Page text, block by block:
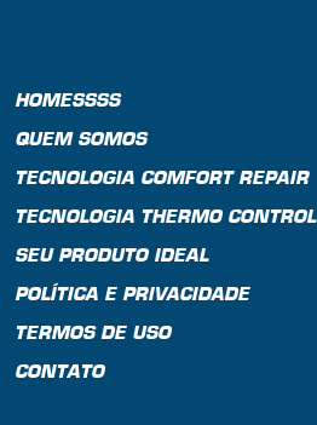
HOMESSSS
QUEM SOMOS
TECNOLOGIA COMFORT REPAIR
TECNOLOGIA THERMO CONTROL
SEU PRODUTO IDEAL
POLÍTICA E PRIVACIDADE
TERMOS DE USO
CONTATO